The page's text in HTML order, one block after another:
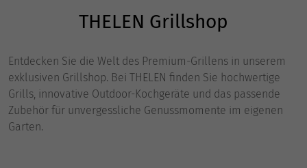
THELEN Grillshop
Entdecken Sie die Welt des Premium-Grillens in unserem
exklusiven Grillshop. Bei THELEN finden Sie hochwertige
Grills, innovative Outdoor-Kochgeräte und das passende
Zubehör für unvergessliche Genussmomente im eigenen
Garten.